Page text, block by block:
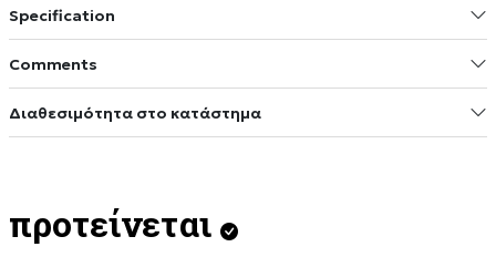
Specification
Comments
Διαθεσιμότητα στο κατάστημα
προτείνεται